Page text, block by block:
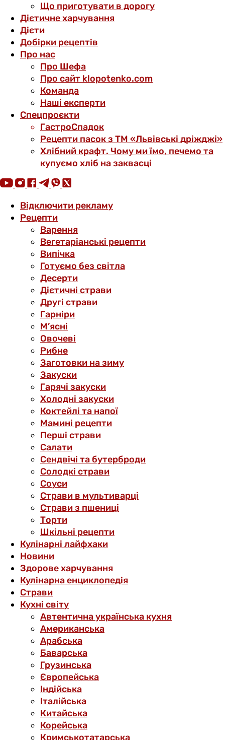
Що приготувати в дорогу
Дієтичне харчування
Дієти
Добірки рецептів
Про нас
Про Шефа
Про сайт klopotenko.com
Команда
Наші експерти
Спецпроєкти
ГастроСпадок
Рецепти пасок з ТМ «Львівські дріжджі»
Хлібний крафт. Чому ми їмо, печемо та
купуємо хліб на заквасці
Відключити рекламу
Рецепти
Варення
Вегетаріанські рецепти
Випічка
Готуємо без світла
Десерти
Дієтичні страви
Другі страви
Гарніри
М’ясні
Овочеві
Рибне
Заготовки на зиму
Закуски
Гарячі закуски
Холодні закуски
Коктейлі та напої
Мамині рецепти
Перші страви
Салати
Сендвічі та бутерброди
Солодкі страви
Соуси
Страви в мультиварці
Страви з пшениці
Торти
Шкільні рецепти
Кулінарні лайфхаки
Новини
Здорове харчування
Кулінарна енциклопедія
Страви
Кухні світу
Автентична українська кухня
Американська
Арабська
Баварська
Грузинська
Європейська
Індійська
Італійська
Китайська
Корейська
Кримськотатарська